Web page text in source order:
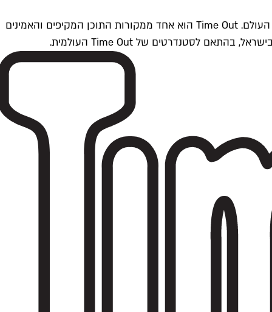
Time Outתל אביב הוא חלק מרשת Time Out Global — רשת מדיה בינלאומית הפועלת ב-360 ערים מרכזיות וב-60 מדינות ברחבי העולם. Time Out הוא אחד ממקורות התוכן המקיפים והאמינים